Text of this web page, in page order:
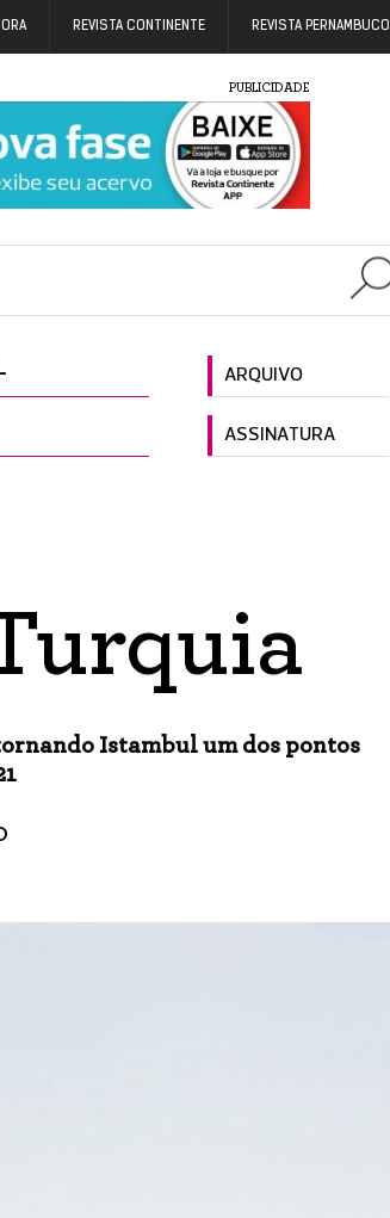
REVISTA CONTINENTE REVISTA PERNAMBUCO
PUBLICIDADE
ARQUIVO
ASSINATURA
Istambul um dos pontos